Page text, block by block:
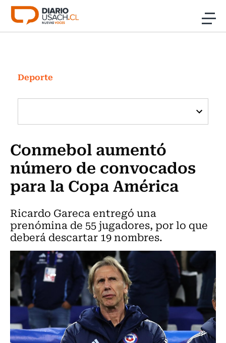
Click acá para ir directamente al contenido
Investigación
Cultura
Programas Radio y TV Usach
Deporte
Conmebol aumentó
número de convocados
para la Copa América
Ricardo Gareca entregó una
prenómina de 55 jugadores, por lo que
deberá descartar 19 nombres.